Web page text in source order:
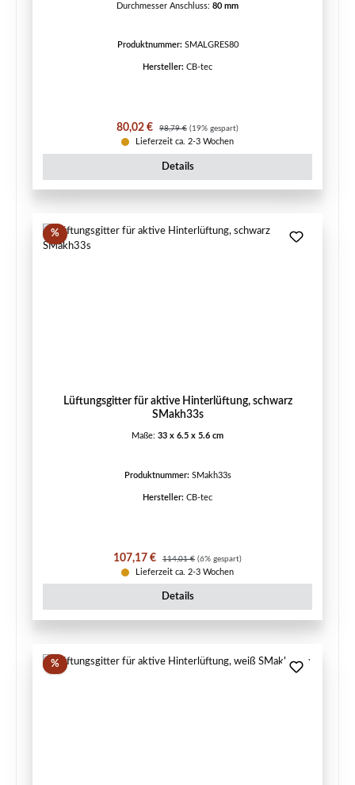
Durchmesser Anschluss: 80 mm
Produktnummer: SMALGRES80
Hersteller: CB-tec
Verkaufspreis:
80,02 € Regulärer Preis:
98,79 € (19% gespart)
Lieferzeit ca. 2-3 Wochen
Details
%Rabatt
Lüftungsgitter für aktive Hinterlüftung, schwarz
SMakh33s
Maße: 33 x 6.5 x 5.6 cm
Produktnummer: SMakh33s
Hersteller: CB-tec
Verkaufspreis:
107,17 € Regulärer Preis:
114,01 € (6% gespart)
Lieferzeit ca. 2-3 Wochen
Details
%Rabatt